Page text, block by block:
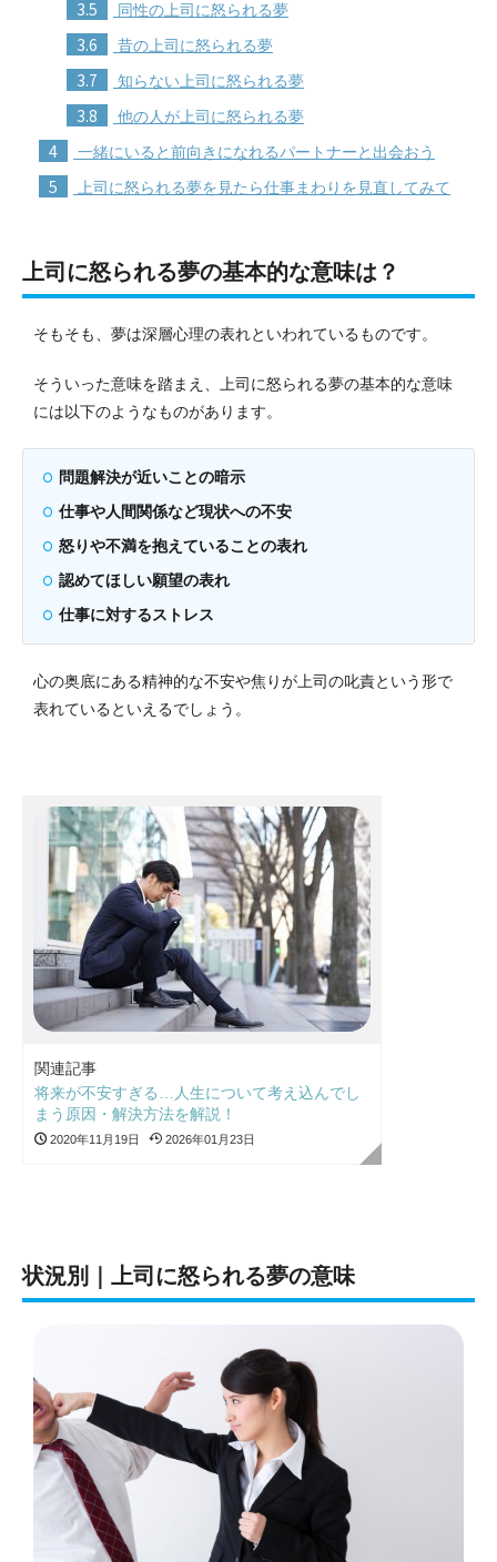
3.5 同性の上司に怒られる夢
3.6 昔の上司に怒られる夢
3.7 知らない上司に怒られる夢
3.8 他の人が上司に怒られる夢
4 一緒にいると前向きになれるパートナーと出会おう
5 上司に怒られる夢を見たら仕事まわりを見直してみて
上司に怒られる夢の基本的な意味は？
そもそも、夢は深層心理の表れといわれているものです。
そういった意味を踏まえ、上司に怒られる夢の基本的な意味
には以下のようなものがあります。
問題解決が近いことの暗示
仕事や人間関係など現状への不安
怒りや不満を抱えていることの表れ
認めてほしい願望の表れ
仕事に対するストレス
心の奥底にある精神的な不安や焦りが上司の叱責という形で
表れているといえるでしょう。
関連記事
将来が不安すぎる…人生について考え込んでし
まう原因・解決方法を解説！
2020年11月19日 2026年01月23日
状況別｜上司に怒られる夢の意味